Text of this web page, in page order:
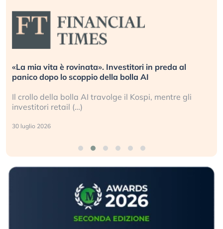
«La mia vita è rovinata». Investitori in preda al
panico dopo lo scoppio della bolla AI
Il crollo della bolla AI travolge il Kospi, mentre gli
investitori retail (…)
30 luglio 2026